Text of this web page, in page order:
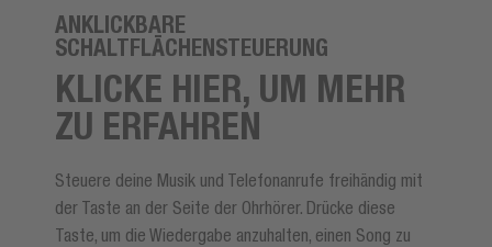
ANKLICKBARE
SCHALTFLÄCHENSTEUERUNG
KLICKE HIER, UM MEHR
ZU ERFAHREN
Steuere deine Musik und Telefonanrufe freihändig mit
der Taste an der Seite der Ohrhörer. Drücke diese
Taste, um die Wiedergabe anzuhalten, einen Song zu